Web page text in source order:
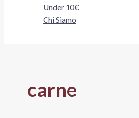
Under 10€
Chi Siamo
carne